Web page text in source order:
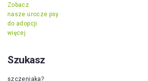
Zobacz
nasze urocze psy
do adopcji
więcej
Szukasz
szczeniaka?